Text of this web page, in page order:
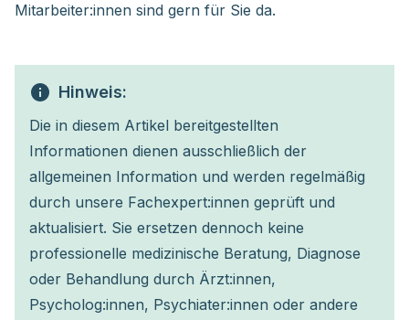
Mitarbeiter:innen sind gern für Sie da.
Hinweis:
Die in diesem Artikel bereitgestellten
Informationen dienen ausschließlich der
allgemeinen Information und werden regelmäßig
durch unsere Fachexpert:innen geprüft und
aktualisiert. Sie ersetzen dennoch keine
professionelle medizinische Beratung, Diagnose
oder Behandlung durch Ärzt:innen,
Psycholog:innen, Psychiater:innen oder andere